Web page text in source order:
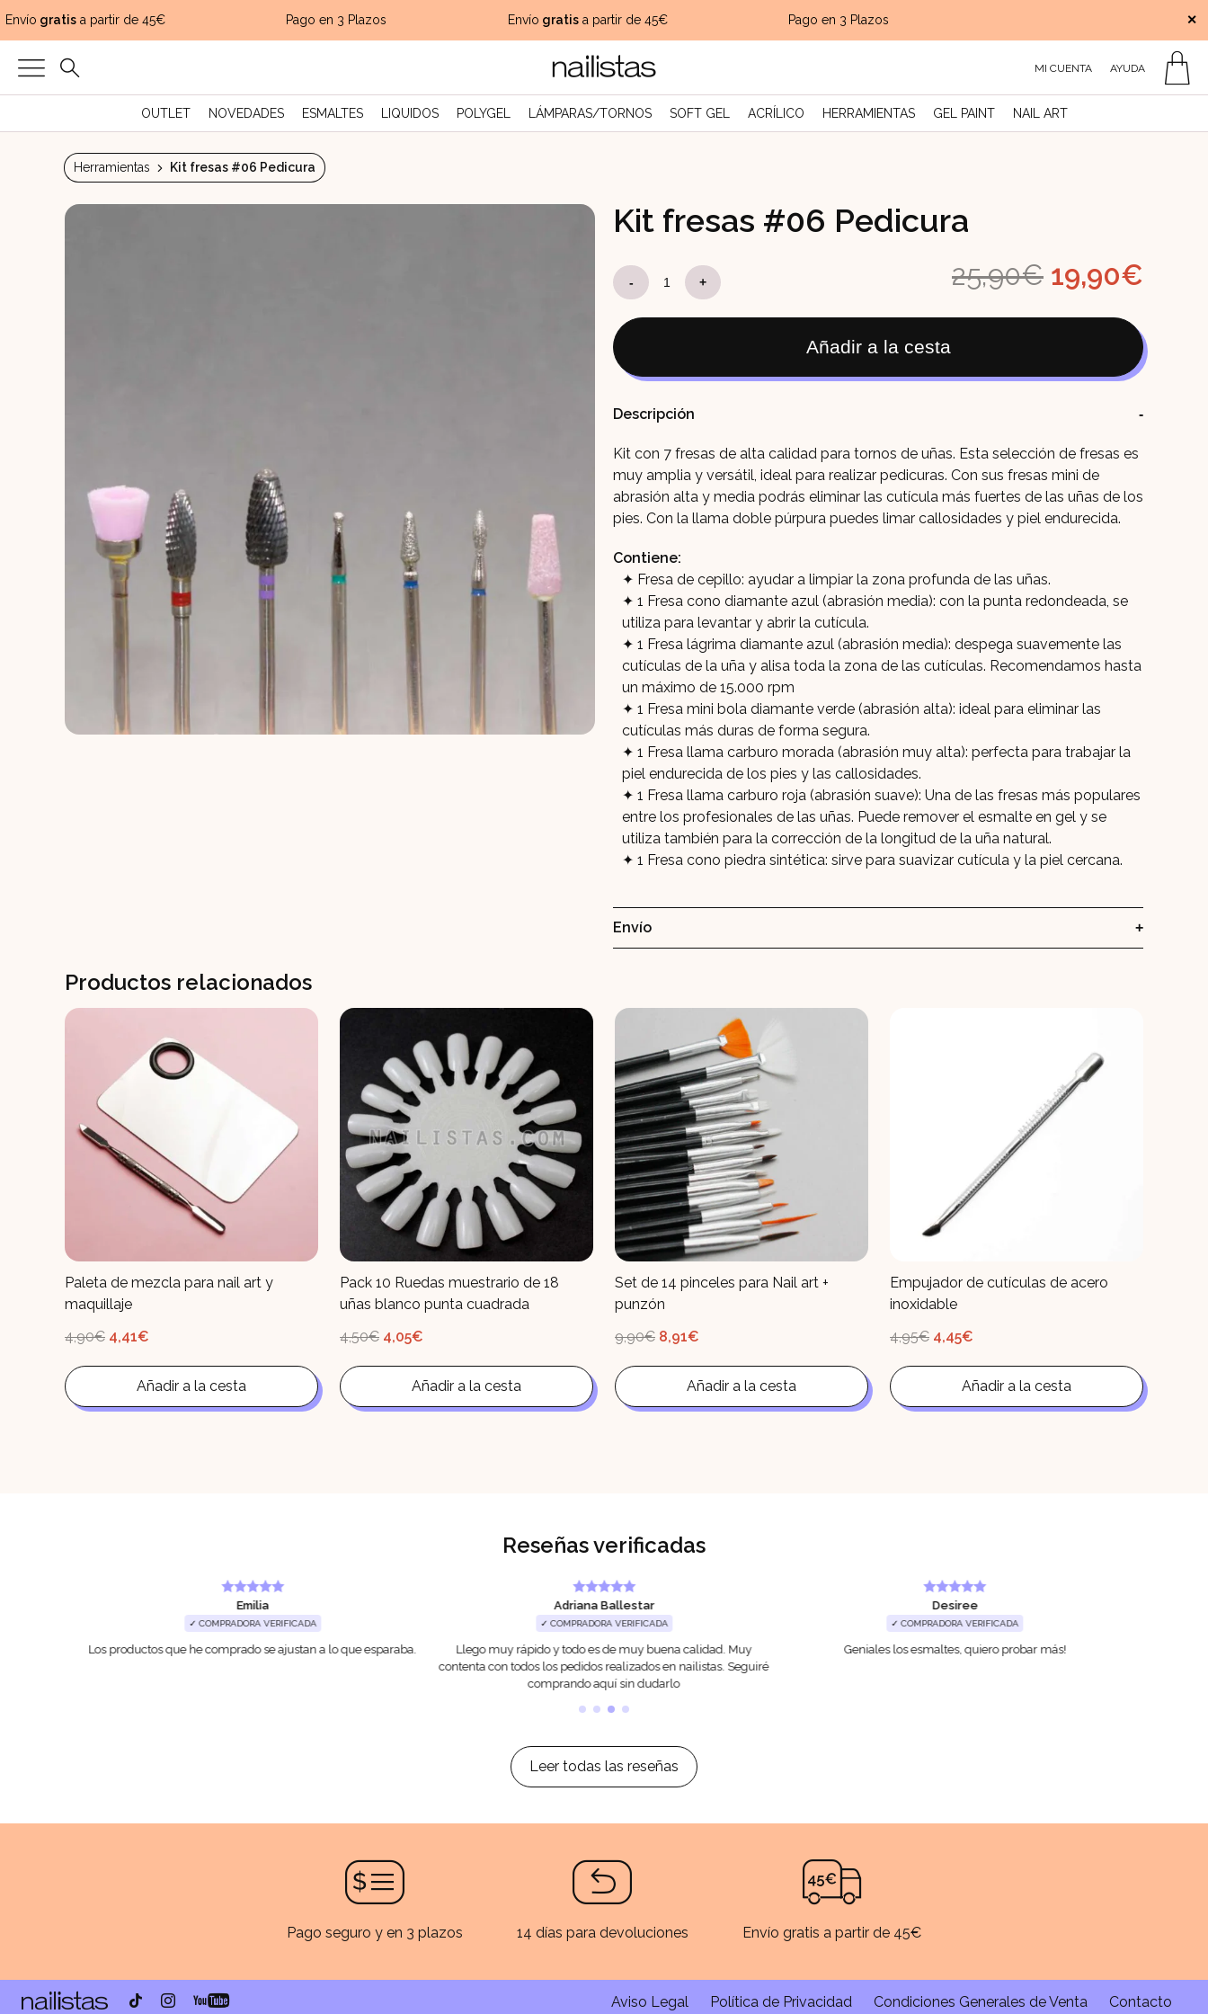
gratisa partir de 45€ Pago en 3 Plazos Envíogratisa partir de 45€ Pago en 3 Plazos ✕
MI CUENTA AYUDA
OUTLET NOVEDADES ESMALTES LIQUIDOS POLYGEL LÁMPARAS/TORNOS SOFT GEL ACRÍLICO HERRAMIENTAS GEL PAINT NAIL ART
Herramientas Kit fresas #06 Pedicura
Kit fresas #06 Pedicura
25,90€ El
precio
original
25,90€.
19,90€
-
Kit
fresas
#06
Pedicura
cantidad
+
Añadir a la cesta
Descripción
Kit con 7 fresas de alta calidad para tornos de uñas. Esta selección de fresas es
muy amplia y versátil, ideal para realizar pedicuras. Con sus fresas mini de
abrasión alta y media podrás eliminar las cutícula más fuertes de las uñas de los
pies. Con la llama doble púrpura puedes limar callosidades y piel endurecida.
Contiene:
Fresa de cepillo: ayudar a limpiar la zona profunda de las uñas.
1 Fresa cono diamante azul (abrasión media): con la punta redondeada, se
utiliza para levantar y abrir la cutícula.
1 Fresa lágrima diamante azul (abrasión media): despega suavemente las
cutículas de la uña y alisa toda la zona de las cutículas. Recomendamos hasta
un máximo de 15.000 rpm
1 Fresa mini bola diamante verde (abrasión alta): ideal para eliminar las
cutículas más duras de forma segura.
1 Fresa llama carburo morada (abrasión muy alta): perfecta para trabajar la
piel endurecida de los pies y las callosidades.
1 Fresa llama carburo roja (abrasión suave): Una de las fresas más populares
entre los profesionales de las uñas. Puede remover el esmalte en gel y se
utiliza también para la corrección de la longitud de la uña natural.
1 Fresa cono piedra sintética: sirve para suavizar cutícula y la piel cercana.
Envío
Productos relacionados
Paleta de mezcla para nail art y
maquillaje
4,90€ El
precio
era:
4,90€.
4,41€
es:
4,41€.
Añadir a la cesta
Pack 10 Ruedas muestrario de 18
uñas blanco punta cuadrada
4,50€ El
precio
era:
4,50€.
4,05€
es:
4,05€.
Añadir a la cesta
Set de 14 pinceles para Nail art +
punzón
9,90€ El
precio
era:
9,90€.
8,91€
es:
8,91€.
Añadir a la cesta
Empujador de cutículas de acero
inoxidable
4,95€ El
precio
era:
4,95€.
4,45€
es:
4,45€.
Añadir a la cesta
Reseñas verificadas
Emilia
✓ COMPRADORA VERIFICADA
Los productos que he comprado se ajustan a lo que esparaba.
Adriana Ballestar
✓ COMPRADORA VERIFICADA
Llego muy rápido y todo es de muy buena calidad. Muy
contenta con todos los pedidos realizados en nailistas. Seguiré
comprando aquí sin dudarlo
Desiree
✓ COMPRADORA VERIFICADA
Geniales los esmaltes, quiero probar más!
Leer todas las reseñas
Pago seguro y en 3 plazos 14 días para devoluciones Envío gratis a partir de 45€
Aviso Legal Política de Privacidad Condiciones Generales de Venta Contacto